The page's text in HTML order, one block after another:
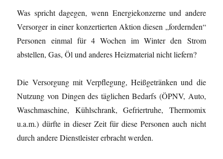
Was spricht dagegen, wenn Energiekonzerne und andere
Versorger in einer konzertierten Aktion diesen „fordernden“
Personen einmal für 4 Wochen im Winter den Strom
abstellen, Gas, Öl und anderes Heizmaterial nicht liefern?
Die Versorgung mit Verpflegung, Heißgetränken und die
Nutzung von Dingen des täglichen Bedarfs (ÖPNV, Auto,
Waschmaschine, Kühlschrank, Gefriertruhe, Thermomix
u.a.m.) dürfte in dieser Zeit für diese Personen auch nicht
durch andere Dienstleister erbracht werden.